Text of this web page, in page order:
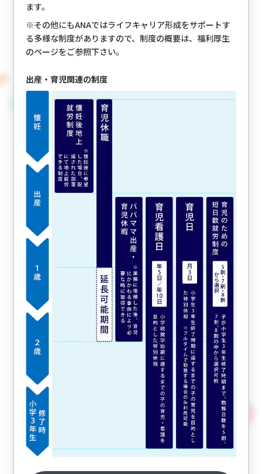
ます。
※その他にもANAではライフキャリア形成をサポートす
る多様な制度がありますので、制度の概要は、福利厚生
のページをご参照下さい。
出産・育児関連の制度